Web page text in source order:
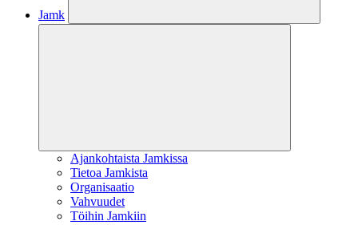
Jamk
Ajankohtaista Jamkissa
Tietoa Jamkista
Organisaatio
Vahvuudet
Töihin Jamkiin